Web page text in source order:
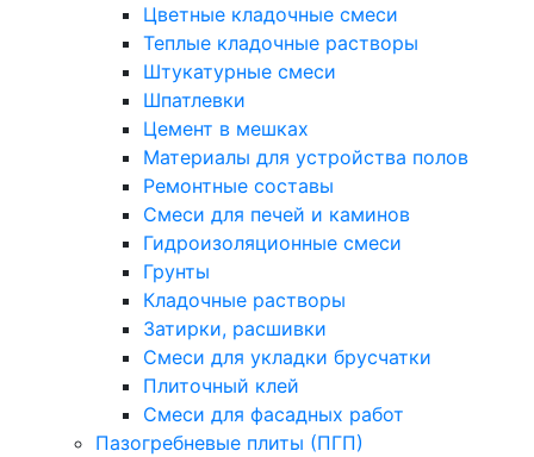
Цветные кладочные смеси
Теплые кладочные растворы
Штукатурные смеси
Шпатлевки
Цемент в мешках
Материалы для устройства полов
Ремонтные составы
Смеси для печей и каминов
Гидроизоляционные смеси
Грунты
Кладочные растворы
Затирки, расшивки
Смеси для укладки брусчатки
Плиточный клей
Смеси для фасадных работ
Пазогребневые плиты (ПГП)